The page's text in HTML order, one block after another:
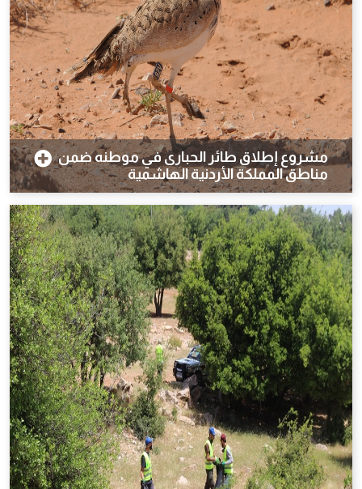
مشروع إطلاق طائر الحبارى في موطنه ضمن
مناطق المملكة الأردنية الهاشمية